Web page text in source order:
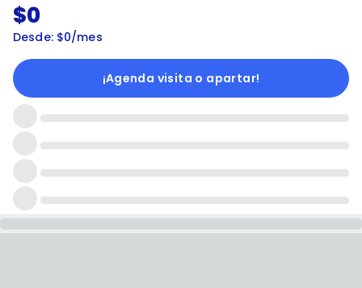
$0
Desde: $0/mes
¡Agenda visita o apartar!